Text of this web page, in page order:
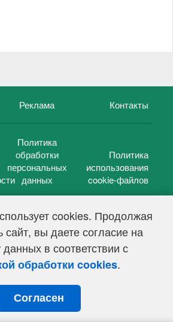
cookies. Продолжая
сайт, вы даете согласие на
данных в соответствии с
обработки cookies.
Согласен
Реклама Контакты
Политика
обработки
персональных
данных
Политика
использования
cookie-файлов
2005 — 2026 г.
СМИ Эл № ФС 77-39848, выдано
по надзору в сфере связи,
и массовых коммуникаций